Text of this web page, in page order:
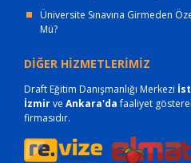
Üniversite Sınavına Girmeden
Mü?
DİĞER HİZMETLERİMİZ
Draft Eğitim Danışmanlığı Merkezi
İzmirve Ankara'dafaaliyet
firmasıdır.